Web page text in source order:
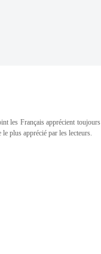
les Français apprécient toujours
plus apprécié par les lecteurs.